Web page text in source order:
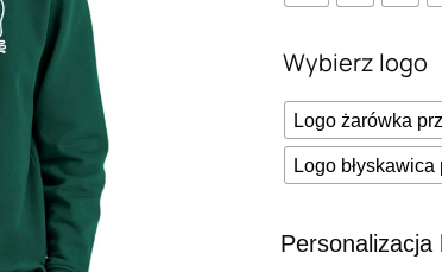
Wybierz logo
Logo żarówka
Logo błyskawica